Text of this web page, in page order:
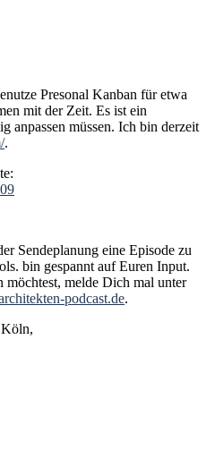
Presonal Kanban für etwa
mit der Zeit. Es ist ein
anpassen müssen. Ich bin derzeit
.
Sendeplanung eine Episode zu
bin gespannt auf Euren Input.
möchtest, melde Dich mal unter
podcast.de.
Köln,